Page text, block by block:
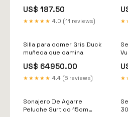
model_F350 Super Duty
US$ 187.50
★★★★★ 4.0 (11 reviews)
Silla para comer Gris Duck
muñeca que camina
US$ 64950.00
★★★★★ 4.4 (5 reviews)
Sonajero De Agarre
Peluche Surtido 15cm